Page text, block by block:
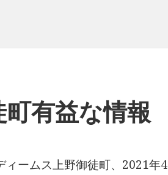
有益な情報
ィームス上野御徒町、2021年4